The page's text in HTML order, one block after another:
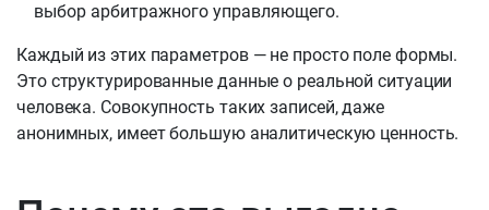
выбор арбитражного управляющего.
Каждый из этих параметров — не просто поле формы.
Это структурированные данные о реальной ситуации
человека. Совокупность таких записей, даже
анонимных, имеет большую аналитическую ценность.